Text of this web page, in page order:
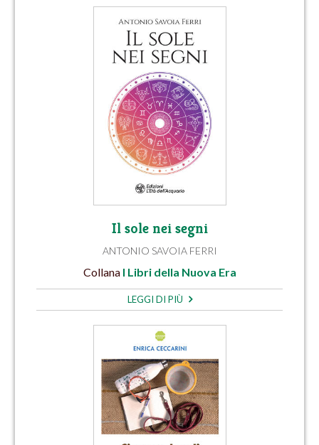
Il sole nei segni
ANTONIO SAVOIA FERRI
Collana I Libri della Nuova Era
LEGGI DI PIÙ